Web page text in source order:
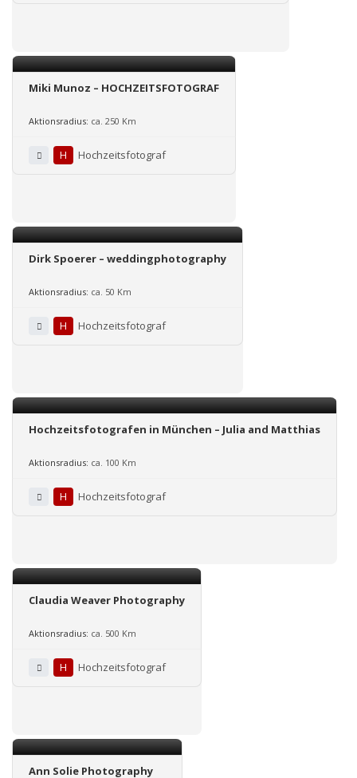
Miki Munoz – HOCHZEITSFOTOGRAF
Aktionsradius: ca. 250 Km
H Hochzeitsfotograf
Dirk Spoerer – weddingphotography
Aktionsradius: ca. 50 Km
H Hochzeitsfotograf
Hochzeitsfotografen in München – Julia and Matthias
Aktionsradius: ca. 100 Km
H Hochzeitsfotograf
Claudia Weaver Photography
Aktionsradius: ca. 500 Km
H Hochzeitsfotograf
Ann Solie Photography